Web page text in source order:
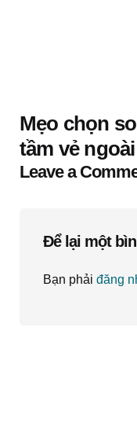
Mẹo chọn
tầm vẻ
Leave a
Để lại một
Bạn phải đăng